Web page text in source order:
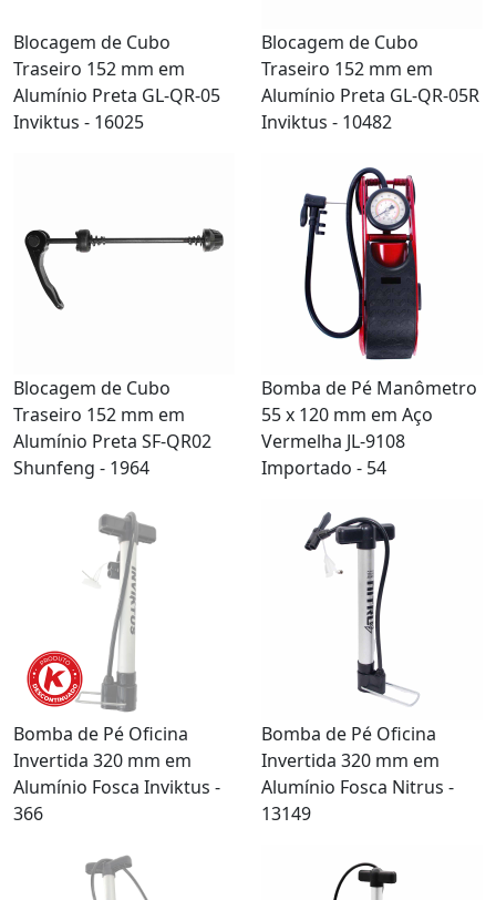
Blocagem de Cubo
Traseiro 152 mm em
Alumínio Preta GL-QR-05
Inviktus - 16025
Blocagem de Cubo
Traseiro 152 mm em
Alumínio Preta GL-QR-05R
Inviktus - 10482
Blocagem de Cubo
Traseiro 152 mm em
Alumínio Preta SF-QR02
Shunfeng - 1964
Bomba de Pé Manômetro
55 x 120 mm em Aço
Vermelha JL-9108
Importado - 54
Bomba de Pé Oficina
Invertida 320 mm em
Alumínio Fosca Inviktus -
366
Bomba de Pé Oficina
Invertida 320 mm em
Alumínio Fosca Nitrus -
13149